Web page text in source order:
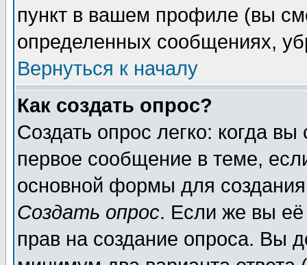
пункт в вашем профиле (вы
определенных сообщениях,
Вернуться к началу
Как создать опрос?
Создать опрос легко: когда
первое сообщение в теме,
основной формы для
Создать опрос. Если же вы её
прав на создание опроса. Вы